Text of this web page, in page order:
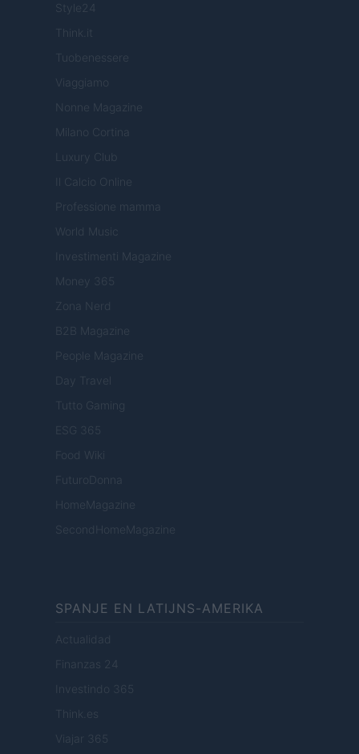
Style24
Think.it
Tuobenessere
Viaggiamo
Nonne Magazine
Milano Cortina
Luxury Club
Il Calcio Online
Professione mamma
World Music
Investimenti Magazine
Money 365
Zona Nerd
B2B Magazine
People Magazine
Day Travel
Tutto Gaming
ESG 365
Food Wiki
FuturoDonna
HomeMagazine
SecondHomeMagazine
SPANJE EN LATIJNS-AMERIKA
Actualidad
Finanzas 24
Investindo 365
Think.es
Viajar 365